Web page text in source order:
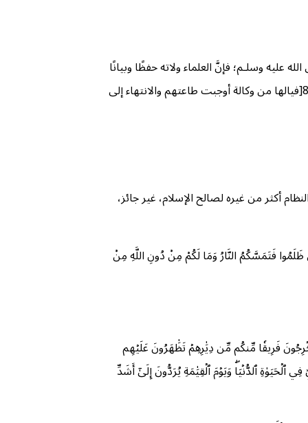
عليه وسلـم؛ فإنَّ العلماء ولاته حفظًا وبيانًا
وذبًّا عنه وردًّا على من ألحد فيه وزاغ عنه، وقد وكلهم الله بذلك؛ فقال تعالى: ﴿فَإِن يَكۡفُرۡ بِهَا هَٰٓؤُلَآءِ فَقَدۡ وَكَّلۡنَا بِهَا قَوۡمٗا لَّيۡسُواْ بِهَا بِكَٰفِرِينَ﴾. ]الأنعام:89[فيالها من وكالة أوجبت طاعتهم والانتهاء إلى
أكثر من غيره لصالح الإسلام، غير جائز،
ظَلَمُوا فَتَمَسَّكُمُ النَّارُ وَمَا لَكُمْ مِنْ دُونِ اللَّهِ مِنْ
وَأَنتُمۡ تَشۡهَدُونَ (84) ثُمَّ أَنتُمۡ هَٰٓؤُلَآءِ تَقۡتُلُونَ أَنفُسَكُمۡ وَتُخۡرِجُونَ فَرِيقٗا مِّنكُم مِّن دِيَٰرِهِمۡ تَظَٰهَرُونَ عَلَيۡهِم
ٱلدُّنۡيَاۖ وَيَوۡمَ ٱلۡقِيَٰمَةِ يُرَدُّونَ إِلَىٰٓ أَشَدِّ